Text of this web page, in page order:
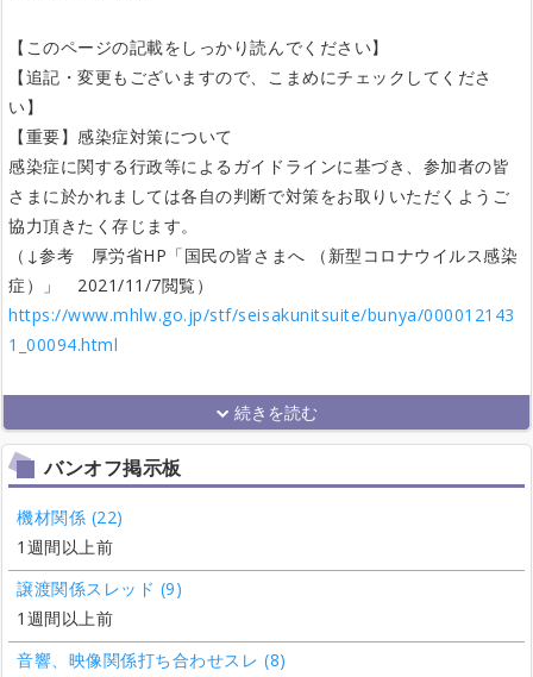
【このページの記載をしっかり読んでください】
【追記・変更もございますので、こまめにチェックしてくださ
い】
【重要】感染症対策について
感染症に関する行政等によるガイドラインに基づき、参加者の皆
さまに於かれましては各自の判断で対策をお取りいただくようご
協力頂きたく存じます。
（↓参考 厚労省HP「国民の皆さまへ （新型コロナウイルス感染
症）」 2021/11/7閲覧）
https://www.mhlw.go.jp/stf/seisakunitsuite/bunya/000012143
1_00094.html
バンオフ掲示板
機材関係 (22)
1週間以上前
譲渡関係スレッド (9)
1週間以上前
音響、映像関係打ち合わせスレ (8)